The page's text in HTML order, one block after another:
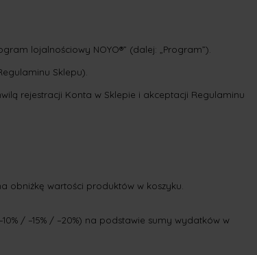
lojalnościowy NOYO®” (dalej: „Program”).
Sklepu).
rejestracji Konta w Sklepie i akceptacji Regulaminu
dwutorowo:
na obniżkę wartości produktów w koszyku.
/ –15% / –20%) na podstawie sumy wydatków w